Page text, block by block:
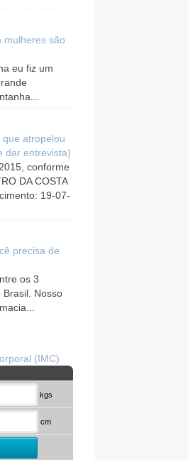
mulheres são
eu fiz um
que atropelou
dar entrevista)
conforme
DA COSTA
19-07-
precisa de
os 3
Nosso
(IMC)
kgs
cm